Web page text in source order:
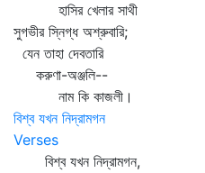
হাসির খেলার সাথী
সুগভীর স্নিগ্ধ অশ্রুবারি;
যেন তাহা দেবতারি
করুণা-অঞ্জলি--
নাম কি কাজলী।
বিশ্ব যখন নিদ্রামগন
Verses
বিশ্ব যখন নিদ্রামগন,